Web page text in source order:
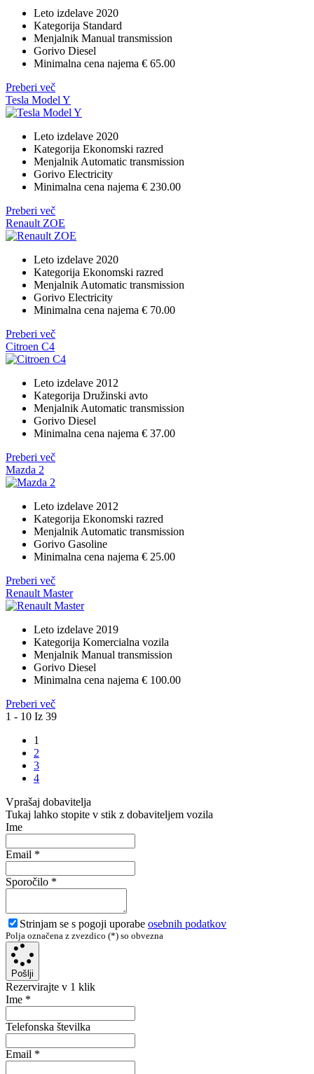
Leto izdelave 2020
Kategorija Standard
Menjalnik Manual transmission
Gorivo Diesel
Minimalna cena najema € 65.00
Preberi več
Tesla Model Y
Leto izdelave 2020
Kategorija Ekonomski razred
Menjalnik Automatic transmission
Gorivo Electricity
Minimalna cena najema € 230.00
Preberi več
Renault ZOE
Leto izdelave 2020
Kategorija Ekonomski razred
Menjalnik Automatic transmission
Gorivo Electricity
Minimalna cena najema € 70.00
Preberi več
Citroen C4
Leto izdelave 2012
Kategorija Družinski avto
Menjalnik Automatic transmission
Gorivo Diesel
Minimalna cena najema € 37.00
Preberi več
Mazda 2
Leto izdelave 2012
Kategorija Ekonomski razred
Menjalnik Automatic transmission
Gorivo Gasoline
Minimalna cena najema € 25.00
Preberi več
Renault Master
Leto izdelave 2019
Kategorija Komercialna vozila
Menjalnik Manual transmission
Gorivo Diesel
Minimalna cena najema € 100.00
Preberi več
1 - 10 Iz 39
1
2
3
4
Vprašaj dobavitelja
Tukaj lahko stopite v stik z dobaviteljem vozila
Ime
Email *
Sporočilo *
Strinjam se s pogoji uporabe osebnih podatkov
Polja označena z zvezdico (*) so obvezna
Pošlji
Rezervirajte v 1 klik
Ime *
Telefonska številka
Email *